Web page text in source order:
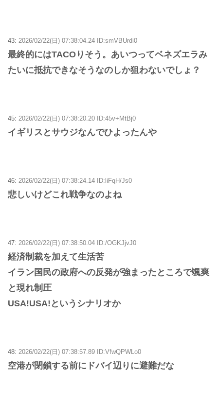
43: 2026/02/22(日) 07:38:04.24 ID:smVBUrdi0
最終的にはTACOりそう。あいつってベネズエラみ
たいに抵抗できなそうなのしか狙わないでしょ？
45: 2026/02/22(日) 07:38:20.20 ID:45v+MtBj0
イギリスとサウジなんでひよったんや
46: 2026/02/22(日) 07:38:24.14 ID:liFqH/Js0
悲しいけどこれ戦争なのよね
47: 2026/02/22(日) 07:38:50.04 ID:/OGKJjvJ0
経済制裁を加えて生活苦
イラン国民の政府への反発が強まったところで颯爽
と現れ制圧
USA!USA!というシナリオか
48: 2026/02/22(日) 07:38:57.89 ID:VfwQPWLo0
空港が閉鎖する前にドバイ辺りに避難だな